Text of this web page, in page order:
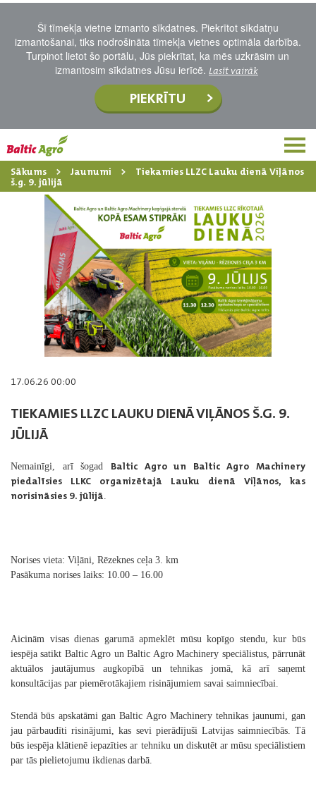
Šī tīmekļa vietne izmanto sīkdatnes. Piekrītot sīkdatņu
izmantošanai, tiks nodrošināta tīmekļa vietnes optimāla darbība.
Turpinot lietot šo portālu, Jūs piekrītat, ka mēs uzkrāsim un
izmantosim sīkdatnes Jūsu ierīcē. Lasīt vairāk
PIEKRĪTU
Sākums Jaunumi
Tiekamies LLZC Lauku dienā Viļānos
š.g. 9. jūlijā
17.06.26 00:00
TIEKAMIES LLZC LAUKU DIENĀ VIĻĀNOS Š.G. 9.
JŪLIJĀ
Nemainīgi, arī šogad Baltic Agro un Baltic Agro Machinery
piedalīsies LLKC organizētajā Lauku dienā Viļānos, kas
norisināsies 9. jūlijā.
Norises vieta: Viļāni, Rēzeknes ceļa 3. km
Pasākuma norises laiks: 10.00 – 16.00
Aicinām visas dienas garumā apmeklēt mūsu kopīgo stendu, kur būs
iespēja satikt Baltic Agro un Baltic Agro Machinery speciālistus, pārrunāt
aktuālos jautājumus augkopībā un tehnikas jomā, kā arī saņemt
konsultācijas par piemērotākajiem risinājumiem savai saimniecībai.
Stendā būs apskatāmi gan Baltic Agro Machinery tehnikas jaunumi, gan
jau pārbaudīti risinājumi, kas sevi pierādījuši Latvijas saimniecībās. Tā
būs iespēja klātienē iepazīties ar tehniku un diskutēt ar mūsu speciālistiem
par tās pielietojumu ikdienas darbā.